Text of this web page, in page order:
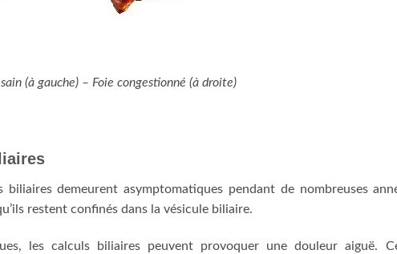
(à gauche) – Foie congestionné (à droite)
demeurent asymptomatiques pendant de nombreuses
restent confinés dans la vésicule biliaire.
les calculs biliaires peuvent provoquer une douleur aiguë.